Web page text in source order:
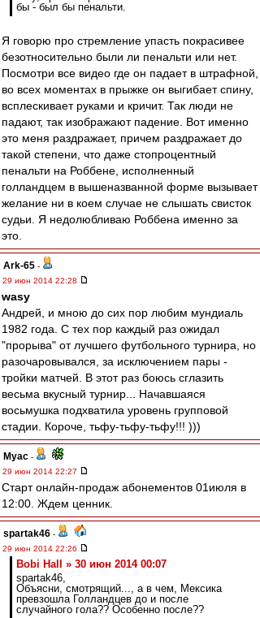
бы - был бы пенальти.
Я говорю про стремление упасть покрасивее
безотносительно были ли пенальти или нет.
Посмотри все видео где он падает в штрафной,
во всех моментах в прыжке он выгибает спину,
всплескивает руками и кричит. Так люди не
падают, так изображают падение. Вот именно
это меня раздражает, причем раздражает до
такой степени, что даже стопроцентный
пенальти на Роббене, исполненный
голландцем в вышеназванной форме вызывает
желание ни в коем случае не слышать свисток
судьи. Я недолюбливаю Роббена именно за
это.
Ark-65 -
29 июн 2014 22:28
wasy
Андрей, и мною до сих пор любим мундиаль
1982 года. С тех пор каждый раз ожидал
"прорыва" от лучшего футбольного турнира, но
разочаровывался, за исключением пары -
тройки матчей. В этот раз боюсь сглазить
весьма вкусный турнир... Начавшаяся
восьмушка подхватила уровень групповой
стадии. Короче, тьфу-тьфу-тьфу!!! )))
Myac -
29 июн 2014 22:27
Старт онлайн-продаж абонементов 01июля в
12:00. Ждем ценник.
spartak46 -
29 июн 2014 22:26
Bobi Hall » 30 июн 2014 00:07
spartak46,
Объясни, смотрящий..., а в чем, Мексика
превзошла Голландцев до и после
случайного гола?? Особенно после??